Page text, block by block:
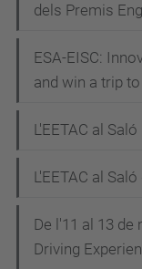
dels Premis
ESA-EISC:
and win a trip
L'EETAC al
L'EETAC al
De l'11 al 13
Driving